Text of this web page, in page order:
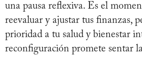
una pausa reflexiva. Es el
reevaluar y ajustar tus finanzas,
prioridad a tu salud y bienestar
reconfiguración promete sentar